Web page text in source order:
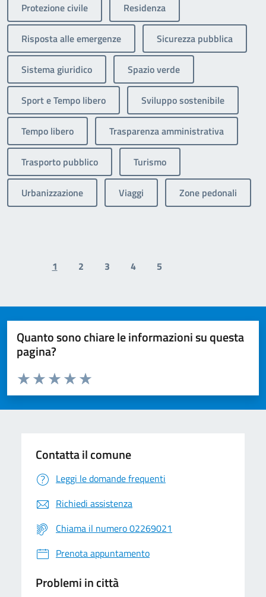
Protezione civile Residenza
Risposta alle emergenze Sicurezza pubblica
Sistema giuridico Spazio verde
Sport e Tempo libero Sviluppo sostenibile
Tempo libero Trasparenza amministrativa
Trasporto pubblico Turismo
Urbanizzazione Viaggi Zone pedonali
Previous page
1 2 3 4 5
Quanto sono chiare le informazioni su questa
pagina?
Valuta da 1 a 5 stelle la pagina
Valuta 5 stelle su 5
Valuta 4 stelle su 5
Valuta 3 stelle su 5
Valuta 2 stelle su 5
Valuta 1 stelle su 5
Contatta il comune
Leggi le domande frequenti
Richiedi assistenza
Chiama il numero 02269021
Prenota appuntamento
Problemi in città